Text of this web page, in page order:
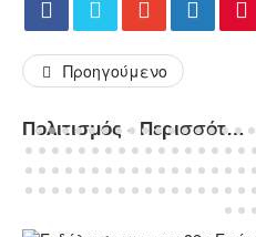
Προηγούμενο
Πολιτισμός - Περισσότερα Άρθρα...